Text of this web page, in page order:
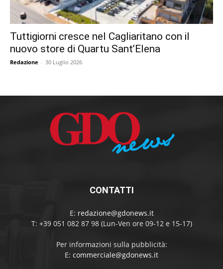
Tuttigiorni cresce nel Cagliaritano con il
nuovo store di Quartu Sant’Elena
Redazione - 30 Luglio 2026
CONTATTI
E: redazione@gdonews.it
T: +39 051 082 87 98 (Lun-Ven ore 09-12 e 15-17)
Per informazioni sulla pubblicità:
E: commerciale@gdonews.it